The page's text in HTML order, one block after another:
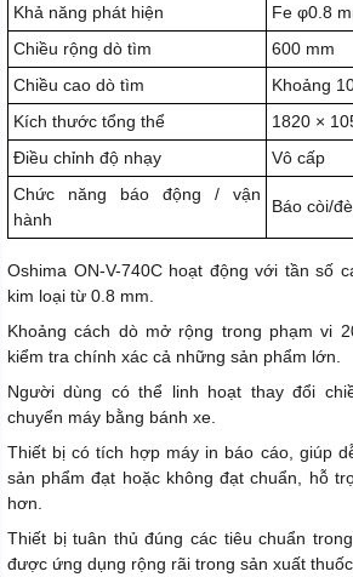
Khả năng phát hiện
Fe φ0.8
Chiều rộng dò tìm
600 mm
Chiều cao dò tìm
Khoảng
Kích thước tổng thể
1820 ×
Điều chỉnh độ nhạy
Vô cấp
Chức năng báo động / vận
hành
Báo còi/
Oshima ON-V-740C hoạt động với tần số
kim loại từ 0.8 mm.
Khoảng cách dò mở rộng trong phạm vi
kiểm tra chính xác cả những sản phẩm lớn.
Người dùng có thể linh hoạt thay đổi
chuyển máy bằng bánh xe.
Thiết bị có tích hợp máy in báo cáo, giúp
sản phẩm đạt hoặc không đạt chuẩn, hỗ
hơn.
Thiết bị tuân thủ đúng các tiêu chuẩn
được ứng dụng rộng rãi trong sản xuất thuốc.